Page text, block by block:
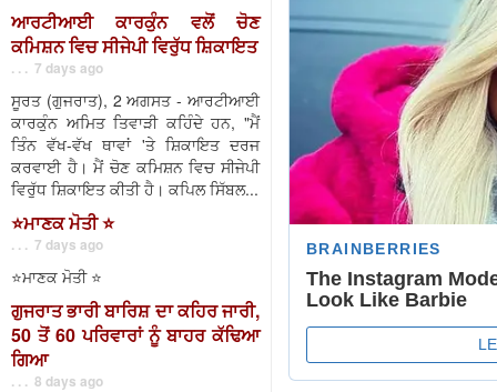
ਆਰਟੀਆਈ ਕਾਰਕੁੰਨ ਵਲੋਂ ਚੋਣ
ਕਮਿਸ਼ਨ ਵਿਚ ਸੀਜੇਪੀ ਵਿਰੁੱਧ ਸ਼ਿਕਾਇਤ
. . . 7 days ago
ਸੂਰਤ (ਗੁਜਰਾਤ), 2 ਅਗਸਤ - ਆਰਟੀਆਈ
ਕਾਰਕੁੰਨ ਅਮਿਤ ਤਿਵਾੜੀ ਕਹਿੰਦੇ ਹਨ, "ਮੈਂ
ਤਿੰਨ ਵੱਖ-ਵੱਖ ਥਾਵਾਂ 'ਤੇ ਸ਼ਿਕਾਇਤ ਦਰਜ
ਕਰਵਾਈ ਹੈ। ਮੈਂ ਚੋਣ ਕਮਿਸ਼ਨ ਵਿਚ ਸੀਜੇਪੀ
ਵਿਰੁੱਧ ਸ਼ਿਕਾਇਤ ਕੀਤੀ ਹੈ। ਕਪਿਲ ਸਿੱਬਲ...
⭐️ਮਾਣਕ ਮੋਤੀ ⭐️
. . . 7 days ago
⭐️ਮਾਣਕ ਮੋਤੀ ⭐️
ਗੁਜਰਾਤ ਭਾਰੀ ਬਾਰਿਸ਼ ਦਾ ਕਹਿਰ ਜਾਰੀ,
50 ਤੋਂ 60 ਪਰਿਵਾਰਾਂ ਨੂੰ ਬਾਹਰ ਕੱਢਿਆ
ਗਿਆ
. . . 8 days ago